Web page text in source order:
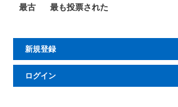
最古
最も投票された
新規登録
ログイン